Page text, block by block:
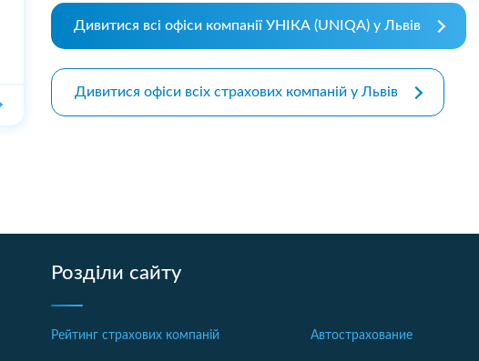
Дивитися всі офіси компанії УНІКА (UNIQA) у Львів
Дивитися офіси всіх страхових компаній у Львів
Розділи сайту
Рейтинг страхових компаній Автострахование